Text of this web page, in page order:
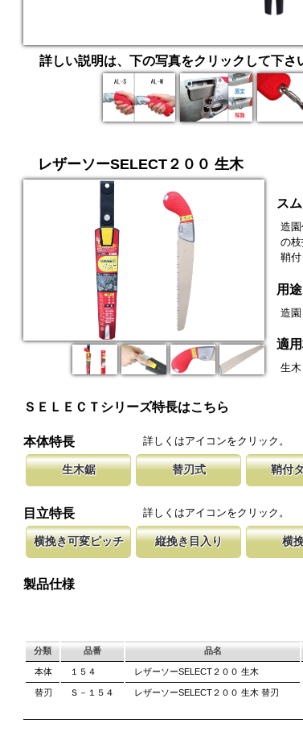
詳しい説明は、下の写真をクリックして下さ
レザーソーSELECT２００ 生木
ス
造
の枝
鞘
用
造
適
生
ＳＥＬＥＣＴシリーズ特長はこちら
本体特長 詳しくはアイコンをクリック。
生木鋸
が、果樹園の剪定作業には果樹鋸が適しています。
替刃式
します。 鋸刃のマーキング（右下）に替刃品番を明記
しています。
鞘付
果樹園、型枠作業など野外で
ております。
目立特長 詳しくはアイコンをクリック。
横挽き可変ピッチ
てで、刃全体で均等に切進むことが出来るようにした目
縦挽き目入り
のかきだしを助け、良好な切れ味を発揮します。
横
製品仕様
分類 品番 品名
本体 １５４
レザーソーSELECT２００ 生木
替刃 Ｓ－１５４ レザーソーSELECT２００ 生木 替刃